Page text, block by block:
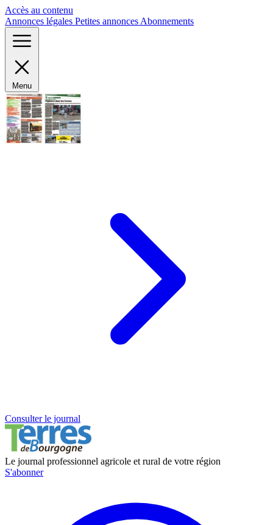
Accès au contenu
Annonces légales Petites annonces Abonnements
Menu
Consulter le journal
Le journal professionnel agricole et rural de votre région
S'abonner
Panneau de gestion des cookies